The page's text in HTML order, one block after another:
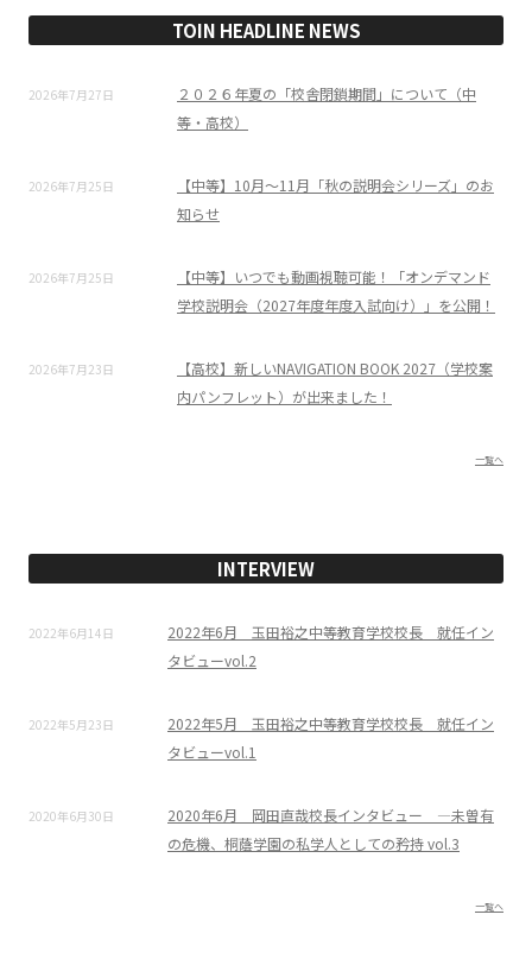
TOIN HEADLINE NEWS
2026年7月27日
２０２６年夏の「校舎閉鎖期間」について（中
等・高校）
2026年7月25日
【中等】10月～11月「秋の説明会シリーズ」のお
知らせ
2026年7月25日
【中等】いつでも動画視聴可能！「オンデマンド
学校説明会（2027年度年度入試向け）」を公開！
2026年7月23日
【高校】新しいNAVIGATION BOOK 2027（学校案
内パンフレット）が出来ました！
一覧へ
INTERVIEW
2022年6月14日
2022年6月 玉田裕之中等教育学校校長 就任イン
タビューvol.2
2022年5月23日
2022年5月 玉田裕之中等教育学校校長 就任イン
タビューvol.1
2020年6月30日
2020年6月 岡田直哉校長インタビュー ―未曽有
の危機、桐蔭学園の私学人としての矜持 vol.3
一覧へ